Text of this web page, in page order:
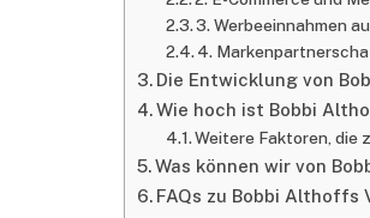
3. Werbeeinnahmen
4.
Die Entwicklung von
Wie hoch ist Bobbi
Weitere Faktoren, die
Was können wir von
FAQs zu Bobbi Althoffs